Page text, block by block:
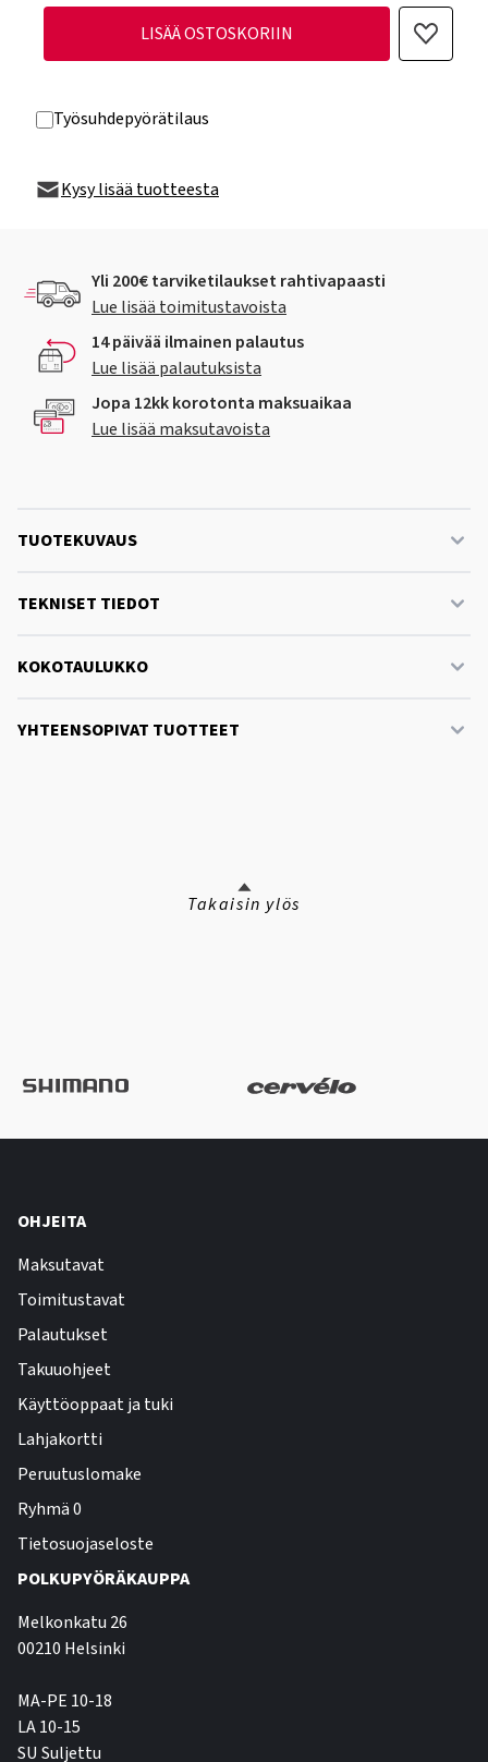
LISÄÄ OSTOSKORIIN
Työsuhdepyörätilaus
Kysy lisää tuotteesta
Yli 200€ tarviketilaukset rahtivapaasti
Lue lisää toimitustavoista
14 päivää ilmainen palautus
Lue lisää palautuksista
Jopa 12kk korotonta maksuaikaa
Lue lisää maksutavoista
TUOTEKUVAUS
TEKNISET TIEDOT
KOKOTAULUKKO
YHTEENSOPIVAT TUOTTEET
Takaisin ylös
OHJEITA
Maksutavat
Toimitustavat
Palautukset
Takuuohjeet
Käyttöoppaat ja tuki
Lahjakortti
Peruutuslomake
Ryhmä 0
Tietosuojaseloste
POLKUPYÖRÄKAUPPA
Melkonkatu 26
00210 Helsinki
MA-PE 10-18
LA 10-15
SU Suljettu